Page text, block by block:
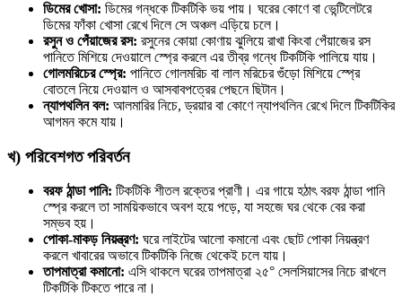
ডিমের খোসা: ডিমের গন্ধকে টিকটিকি ভয় পায়। ঘরের কোণে বা ভেন্টিলেটরে
ডিমের ফাঁকা খোসা রেখে দিলে সে অঞ্চল এড়িয়ে চলে।
রসুন ও পেঁয়াজের রস: রসুনের কোয়া কোণায় ঝুলিয়ে রাখা কিংবা পেঁয়াজের রস
পানিতে মিশিয়ে দেওয়ালে স্প্রে করলে এর তীব্র গন্ধে টিকটিকি পালিয়ে যায়।
গোলমরিচের স্প্রে: পানিতে গোলমরিচ বা লাল মরিচের গুঁড়ো মিশিয়ে স্প্রে
বোতলে নিয়ে দেওয়াল ও আসবাবপত্রের পেছনে ছিটান।
ন্যাপথলিন বল: আলমারির নিচে, ড্রয়ার বা কোণে ন্যাপথলিন রেখে দিলে টিকটিকির
আগমন কমে যায়।
খ) পরিবেশগত পরিবর্তন
বরফ ঠান্ডা পানি: টিকটিকি শীতল রক্তের প্রাণী। এর গায়ে হঠাৎ বরফ ঠান্ডা পানি
স্প্রে করলে তা সাময়িকভাবে অবশ হয়ে পড়ে, যা সহজে ঘর থেকে বের করা
সম্ভব হয়।
পোকা-মাকড় নিয়ন্ত্রণ: ঘরে লাইটের আলো কমানো এবং ছোট পোকা নিয়ন্ত্রণ
করলে খাবারের অভাবে টিকটিকি নিজে থেকেই চলে যায়।
তাপমাত্রা কমানো: এসি থাকলে ঘরের তাপমাত্রা ২৫° সেলসিয়াসের নিচে রাখলে
টিকটিকি টিকতে পারে না।